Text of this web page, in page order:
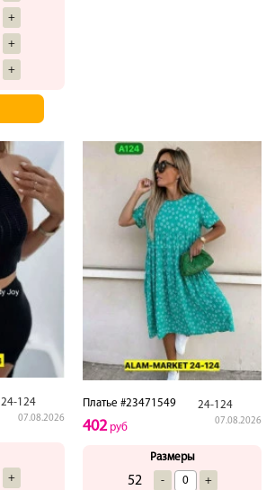
+
+
+
24-124
07.08.2026
+
Платье #23471549 24-124
07.08.2026
402руб
Размеры
52 - +